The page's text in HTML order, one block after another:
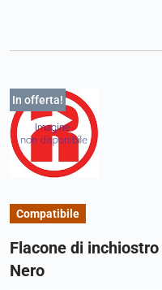
In offerta!
Compatibile
Flacone di
Nero